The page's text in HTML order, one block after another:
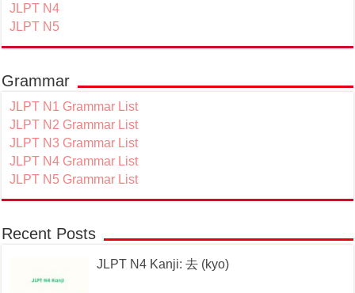
JLPT N4
JLPT N5
Grammar
JLPT N1 Grammar List
JLPT N2 Grammar List
JLPT N3 Grammar List
JLPT N4 Grammar List
JLPT N5 Grammar List
Recent Posts
JLPT N4 Kanji: 去 (kyo)